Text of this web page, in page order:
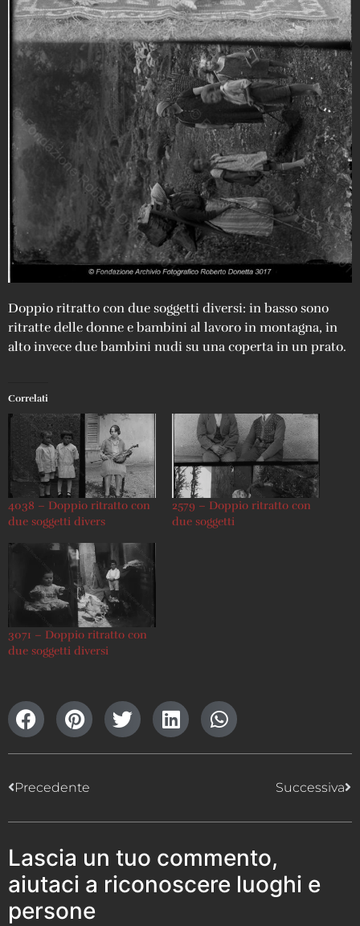
Doppio ritratto con due soggetti diversi: in basso sono
ritratte delle donne e bambini al lavoro in montagna, in
alto invece due bambini nudi su una coperta in un prato.
Correlati
4038 – Doppio ritratto con
due soggetti divers
2579 – Doppio ritratto con
due soggetti
3071 – Doppio ritratto con
due soggetti diversi
Precedente Successiva
Lascia un tuo commento,
aiutaci a riconoscere luoghi e
persone